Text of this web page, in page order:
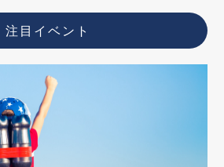
注目イベント